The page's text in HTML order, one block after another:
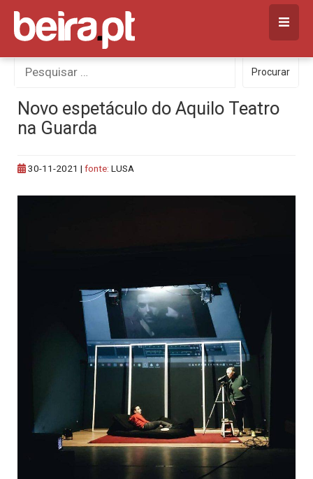
Skip
content
Procurar
por:
Procurar
Novo espetáculo do Aquilo Teatro
na Guarda
30-11-2021 | fonte: LUSA